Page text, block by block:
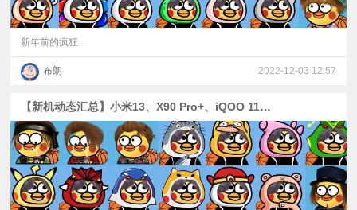
新年前的疯狂
布朗 2022-12-03 12:57
【新机动态汇总】小米13、X90 Pro+、iQOO 11、Reno9系列等大批新机爆料